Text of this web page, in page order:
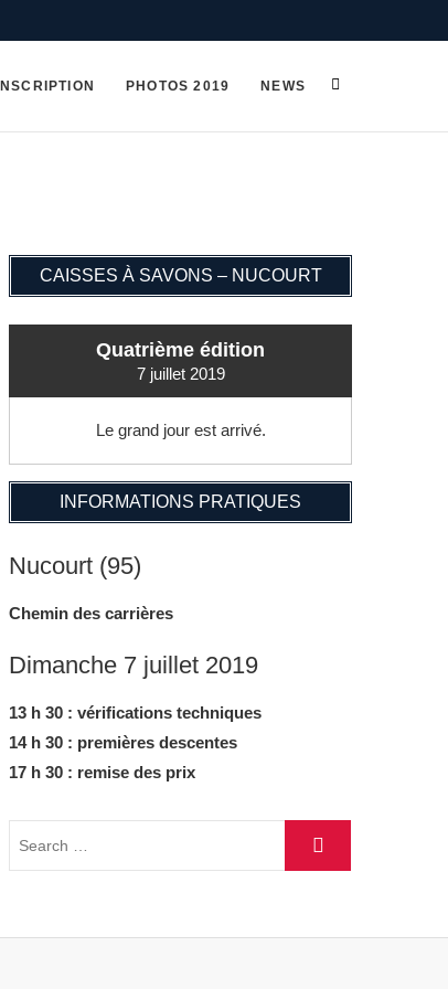
INSCRIPTION PHOTOS 2019 NEWS
CAISSES À SAVONS – NUCOURT
Quatrième édition
7 juillet 2019
Le grand jour est arrivé.
INFORMATIONS PRATIQUES
Nucourt (95)
Chemin des carrières
Dimanche 7 juillet 2019
13 h 30 : vérifications techniques
14 h 30 : premières descentes
17 h 30 : remise des prix